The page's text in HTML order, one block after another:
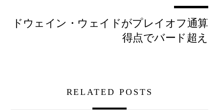
ドウェイン・ウェイドがプレイオフ通算
得点でバード超え
RELATED POSTS